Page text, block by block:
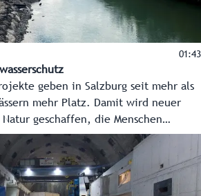
01:43
geben in Salzburg seit mehr als
mehr Platz. Damit wird neuer
geschaffen, die Menschen
neue Naherholungsräume werden
Jahr 2000 wurden 42 Projekte in allen
Rund ein Drittel der Investitionen
Maßnahmen.